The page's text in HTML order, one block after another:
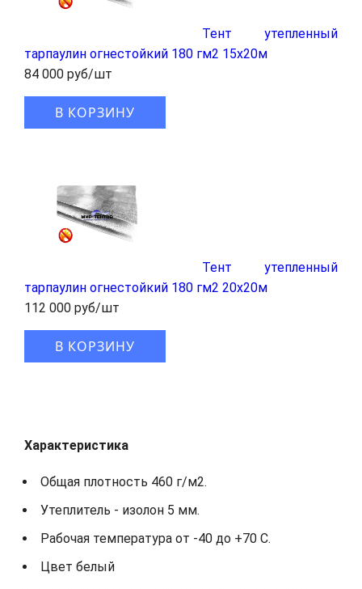
Тент утепленный
тарпаулин огнестойкий 180 гм2 15x20м
84 000 руб/шт
В КОРЗИНУ
Тент утепленный
тарпаулин огнестойкий 180 гм2 20x20м
112 000 руб/шт
В КОРЗИНУ
Характеристика
Общая плотность 460 г/м2.
Утеплитель - изолон 5 мм.
Рабочая температура от -40 до +70 С.
Цвет белый